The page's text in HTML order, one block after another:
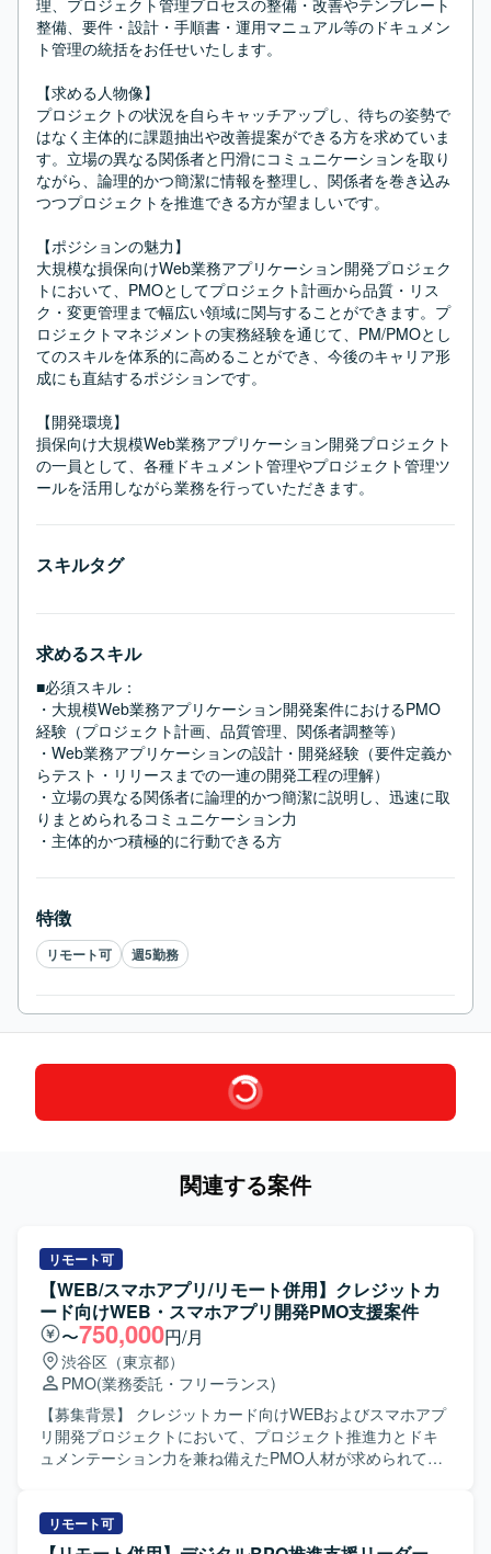
理、プロジェクト管理プロセスの整備・改善やテンプレート
整備、要件・設計・手順書・運用マニュアル等のドキュメン
ト管理の統括をお任せいたします。
【求める人物像】
プロジェクトの状況を自らキャッチアップし、待ちの姿勢で
はなく主体的に課題抽出や改善提案ができる方を求めていま
す。立場の異なる関係者と円滑にコミュニケーションを取り
ながら、論理的かつ簡潔に情報を整理し、関係者を巻き込み
つつプロジェクトを推進できる方が望ましいです。
【ポジションの魅力】
大規模な損保向けWeb業務アプリケーション開発プロジェク
トにおいて、PMOとしてプロジェクト計画から品質・リス
ク・変更管理まで幅広い領域に関与することができます。プ
ロジェクトマネジメントの実務経験を通じて、PM/PMOとし
てのスキルを体系的に高めることができ、今後のキャリア形
成にも直結するポジションです。
【開発環境】
損保向け大規模Web業務アプリケーション開発プロジェクト
の一員として、各種ドキュメント管理やプロジェクト管理ツ
ールを活用しながら業務を行っていただきます。
スキルタグ
求めるスキル
■必須スキル：
・大規模Web業務アプリケーション開発案件におけるPMO
経験（プロジェクト計画、品質管理、関係者調整等）
・Web業務アプリケーションの設計・開発経験（要件定義か
らテスト・リリースまでの一連の開発工程の理解）
・立場の異なる関係者に論理的かつ簡潔に説明し、迅速に取
りまとめられるコミュニケーション力
・主体的かつ積極的に行動できる方
特徴
リモート可 週5勤務
関連する案件
リモート可
【WEB/スマホアプリ/リモート併用】クレジットカ
ード向けWEB・スマホアプリ開発PMO支援案件
〜750,000円/月
渋谷区（東京都）
PMO(業務委託・フリーランス)
【募集背景】 クレジットカード向けWEBおよびスマホアプ
リ開発プロジェクトにおいて、プロジェクト推進力とドキ
ュメンテーション力を兼ね備えたPMO人材が求められてい
ジェクト推進を行って頂きます。 クライアント内での仕様
調整、関係者からの情報収集、タスクコントロール、業務
リモート可